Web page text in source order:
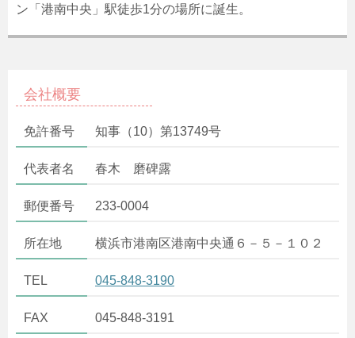
ン「港南中央」駅徒歩1分の場所に誕生。
会社概要
免許番号 知事（10）第13749号
代表者名 春木 磨碑露
郵便番号 233-0004
所在地 横浜市港南区港南中央通６－５－１０２
TEL 045-848-3190
FAX 045-848-3191